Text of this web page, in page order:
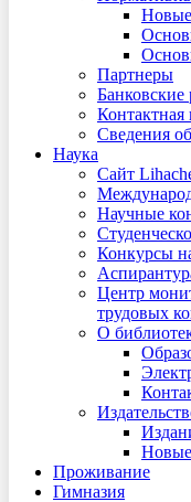
Партнеры
Банковские
Сведения
Наука
Сайт
Научные
Конкурсы
Центр
трудовых
О
Проживание
Гимназия